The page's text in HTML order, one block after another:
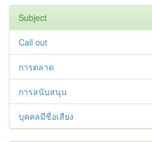
Subject
Call out
การตลาด
การสนับสนุน
บุคคลมีชื่อเสียง